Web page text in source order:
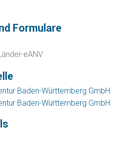
Formulare
eANV
Baden-Württemberg GmbH
Baden-Württemberg GmbH